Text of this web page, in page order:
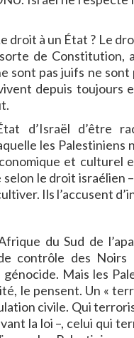
droit à un État ? Le
de
sont pas juifs ne
depuis
d’Israël d’être
les
et culturel
selon le droit
Ils l’accusent
du Sud de
contrôle des Noirs
Mais les
le pensent. Un «
civile. Qui
la loi –, celui qui